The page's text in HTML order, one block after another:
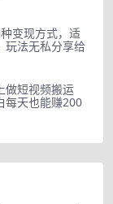
变现方式，适
玩法无私分享给
做短视频搬运
每天也能赚200